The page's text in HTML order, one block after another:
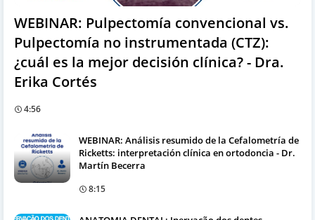
WEBINAR: Pulpectomía convencional vs.
Pulpectomía no instrumentada (CTZ):
¿cuál es la mejor decisión clínica? - Dra.
Erika Cortés
4:56
WEBINAR: Análisis resumido de la Cefalometría de
Ricketts: interpretación clínica en ortodoncia - Dr.
Martín Becerra
8:15